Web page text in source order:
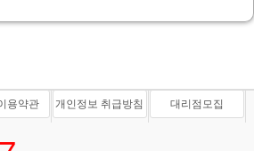
용약관 개인정보 취급방침 대리점모집